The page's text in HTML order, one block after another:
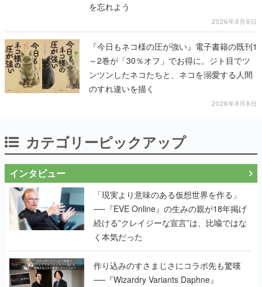
を忘れよう
2026年8月8日
『今日もネコ様の圧が強い』電子書籍の既刊1
～2巻が「30％オフ」でお得に。ジト目でツ
ンツンしたネコたちと、ネコを溺愛する人間
のすれ違いを描く
2026年8月8日
カテゴリーピックアップ
インタビュー
「現実より意味のある仮想世界を作る」
──『EVE Online』の生みの親が18年掲げ
続ける”クレイジーな宣言”は、比喩ではな
く本気だった
作り込みのすさまじさにコラボ先も驚嘆
──『Wizardry Variants Daphne』